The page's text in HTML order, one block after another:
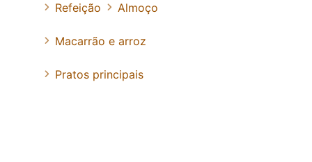
Refeição
Almoço
Macarrão e arroz
Pratos principais